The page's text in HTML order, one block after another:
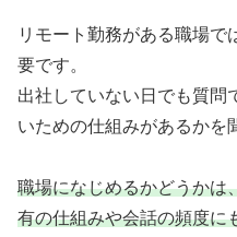
リモート勤務がある職場で
要です。
出社していない日でも質問
いための仕組みがあるかを
職場になじめるかどうかは
有の仕組みや会話の頻度に